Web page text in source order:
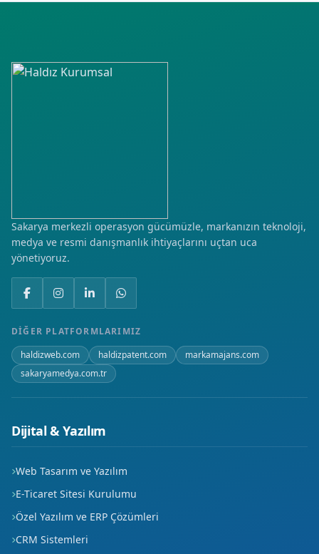
Sakarya merkezli operasyon gücümüzle, markanızın teknoloji,
medya ve resmi danışmanlık ihtiyaçlarını uçtan uca
yönetiyoruz.
DIĞER PLATFORMLARIMIZ
haldizweb.com
haldizpatent.com
markamajans.com
sakaryamedya.com.tr
Dijital & Yazılım
Web Tasarım ve Yazılım
E-Ticaret Sitesi Kurulumu
Özel Yazılım ve ERP Çözümleri
CRM Sistemleri